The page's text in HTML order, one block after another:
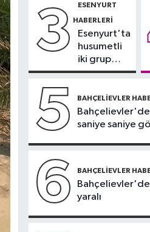
3 ESENYURT
HABERLERI
Esenyurt'ta
husumetli
iki grup
arasında
kavga
5 BAHÇELIEVLER
saniye saniye
6 BAHÇELIEVLER
Bahçelievler'de
yaralı